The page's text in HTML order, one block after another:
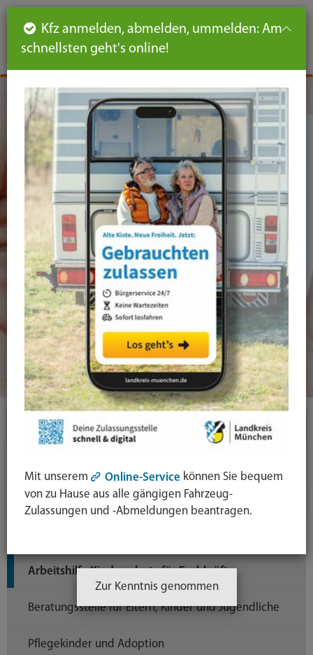
DE
Themen
Kinder, Jugend und Familie
Arbeitshilfe Kinderschutz für Fachkräfte
Beratungsstelle für Eltern, Kinder und Jugendliche
Pflegekinder und Adoption
Seiteninhalt
Hauptnavigation
Seitennavigation
leichte
Sprache
Kfz anmelden, abmelden, ummelden: Am
schnellsten geht's online!
Mit unserem Online-Service können Sie bequem
von zu Hause aus alle gängigen Fahrzeug-
Zulassungen und -Abmeldungen beantragen.
Zur Kenntnis genommen